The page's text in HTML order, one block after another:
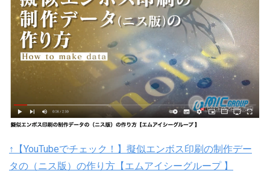
↑【YouTubeでチェック！】擬似エンボス印刷の制作デー
タの（ニス版）の作り方【エムアイシーグループ 】